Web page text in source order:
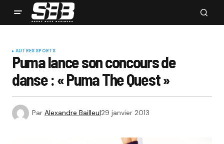
AUTRES SPORTS
Puma lance son concours de
danse : « Puma The Quest »
Par Alexandre Bailleul29 janvier 2013